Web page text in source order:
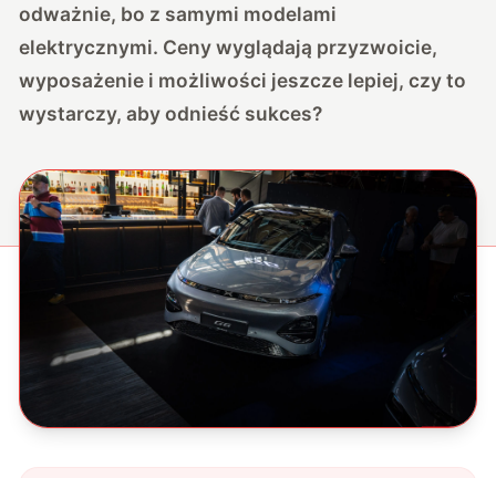
odważnie, bo z samymi modelami
elektrycznymi. Ceny wyglądają przyzwoicie,
wyposażenie i możliwości jeszcze lepiej, czy to
wystarczy, aby odnieść sukces?